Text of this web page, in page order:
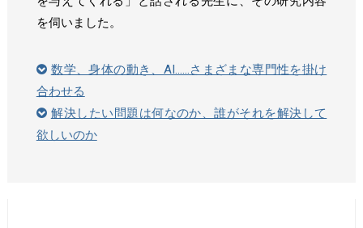
を伺いました。
数学、身体の動き、AI......さまざまな専門性を掛け
合わせる
解決したい問題は何なのか、誰がそれを解決して
欲しいのか